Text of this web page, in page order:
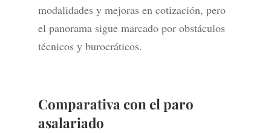
modalidades y mejoras en cotización, pero
el panorama sigue marcado por obstáculos
técnicos y burocráticos.
Comparativa con el paro
asalariado